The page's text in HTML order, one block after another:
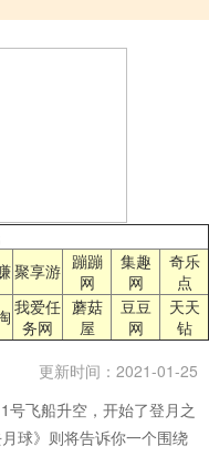
聚享游 蹦蹦
网
集趣
网
奇乐
点
我爱任
务网
蘑菇
屋
豆豆
网
天天
钻
更新时间：2021-01-25
号飞船升空，开始了登月之
球》则将告诉你一个围绕